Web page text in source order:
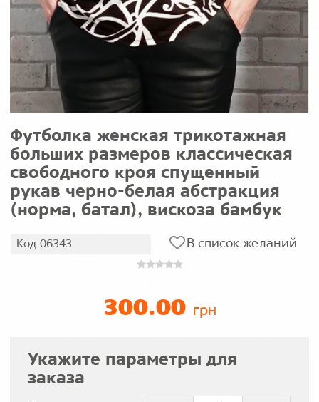
Футболка женская трикотажная
больших размеров классическая
свободного кроя спущенный
рукав черно-белая абстракция
(норма, батал), вискоза бамбук
Код:06343 В список желаний
300.00 грн
Укажите параметры для
заказа